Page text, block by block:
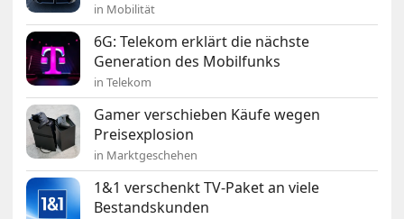
in Mobilität
6G: Telekom erklärt die nächste
Generation des Mobilfunks
in Telekom
Gamer verschieben Käufe wegen
Preisexplosion
in Marktgeschehen
1&1 verschenkt TV-Paket an viele
Bestandskunden